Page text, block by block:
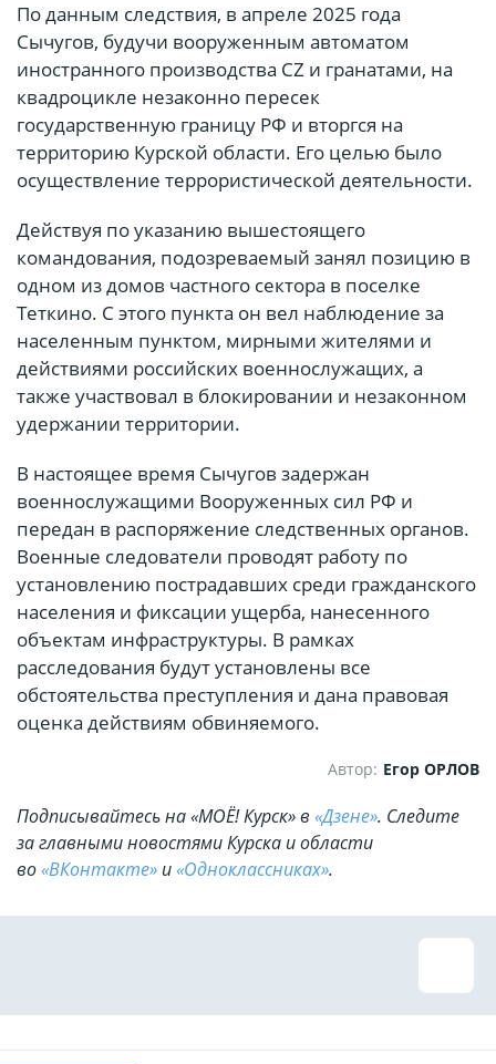
По данным следствия, в апреле 2025 года
Сычугов, будучи вооруженным автоматом
иностранного производства CZ и гранатами, на
квадроцикле незаконно пересек
государственную границу РФ и вторгся на
территорию Курской области. Его целью было
осуществление террористической деятельности.
Действуя по указанию вышестоящего
командования, подозреваемый занял позицию в
одном из домов частного сектора в поселке
Теткино. С этого пункта он вел наблюдение за
населенным пунктом, мирными жителями и
действиями российских военнослужащих, а
также участвовал в блокировании и незаконном
удержании территории.
В настоящее время Сычугов задержан
военнослужащими Вооруженных сил РФ и
передан в распоряжение следственных органов.
Военные следователи проводят работу по
установлению пострадавших среди гражданского
населения и фиксации ущерба, нанесенного
объектам инфраструктуры. В рамках
расследования будут установлены все
обстоятельства преступления и дана правовая
оценка действиям обвиняемого.
Автор: Егор ОРЛОВ
Подписывайтесь на «МОЁ! Курск» в «Дзене». Cледите
за главными новостями Курска и области
во«ВКонтакте» и«Одноклассниках».